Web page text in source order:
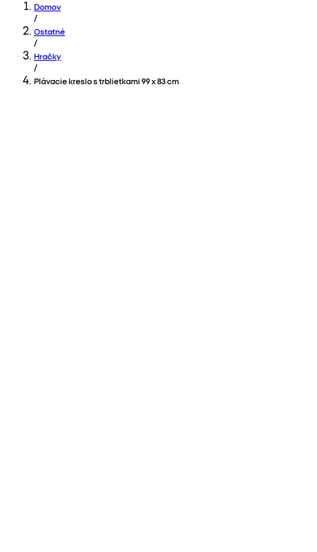
Domov
/
Ostatné
/
Hračky
/
Plávacie kreslo s trblietkami 99 x 83 cm